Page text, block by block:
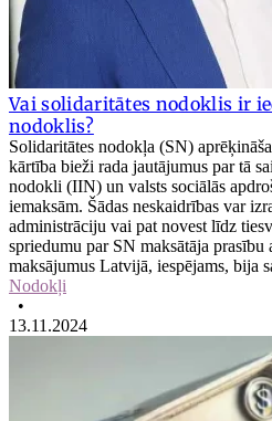
Vai solidaritātes nodoklis ir
nodoklis?
Solidaritātes nodokļa (SN)
kārtība bieži rada jautājumus par tā
nodokli (IIN) un valsts sociālās
iemaksām. Šādas neskaidrības var
administrāciju vai pat novest līdz
spriedumu par SN maksātāja
maksājumus Latvijā, iespējams, bija
Nodokļi
•
13.11.2024